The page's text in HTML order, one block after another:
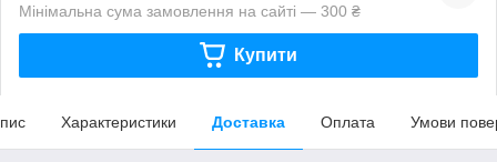
Мінімальна сума замовлення на сайті — 300 ₴
Купити
Характеристики Доставка Оплата Умови